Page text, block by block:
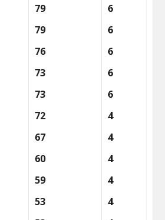
79
6
79
6
76
6
73
6
73
6
72
4
67
4
60
4
59
4
53
4